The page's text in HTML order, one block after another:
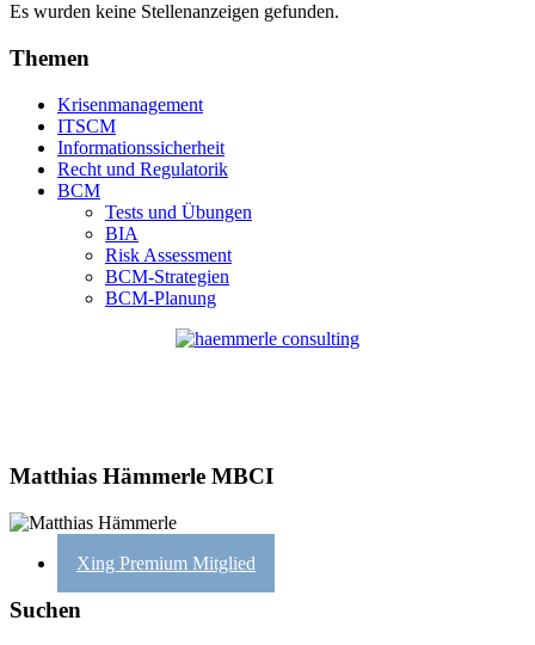
Es wurden keine Stellenanzeigen gefunden.
Themen
Krisenmanagement
ITSCM
Informationssicherheit
Recht und Regulatorik
BCM
Tests und Übungen
BIA
Risk Assessment
BCM-Strategien
BCM-Planung
Matthias Hämmerle MBCI
Xing Premium Mitglied
Suchen